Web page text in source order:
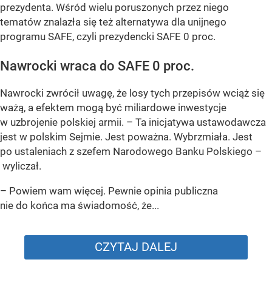
prezydenta. Wśród wielu poruszonych przez niego
tematów znalazła się też alternatywa dla unijnego
programu SAFE, czyli prezydencki SAFE 0 proc.
Nawrocki wraca do SAFE 0 proc.
Nawrocki zwrócił uwagę, że losy tych przepisów wciąż się
ważą, a efektem mogą być miliardowe inwestycje
w uzbrojenie polskiej armii. – Ta inicjatywa ustawodawcza
jest w polskim Sejmie. Jest poważna. Wybrzmiała. Jest
po ustaleniach z szefem Narodowego Banku Polskiego –
wyliczał.
– Powiem wam więcej. Pewnie opinia publiczna
nie do końca ma świadomość, że...
CZYTAJ DALEJ